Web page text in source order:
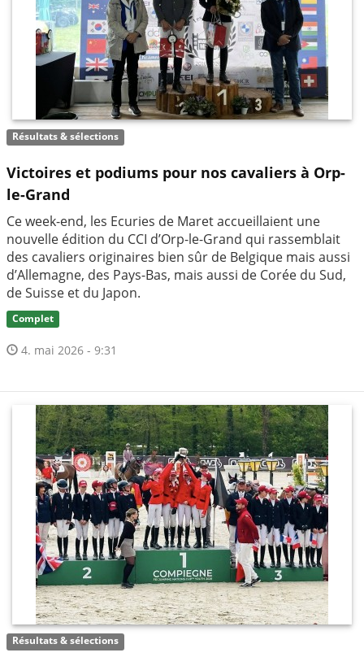
Résultats & sélections
Victoires et podiums pour nos cavaliers à Orp-
le-Grand
Ce week-end, les Ecuries de Maret accueillaient une
nouvelle édition du CCI d’Orp-le-Grand qui rassemblait
des cavaliers originaires bien sûr de Belgique mais aussi
d’Allemagne, des Pays-Bas, mais aussi de Corée du Sud,
de Suisse et du Japon.
Complet
4. mai 2026 - 9:31
Résultats & sélections